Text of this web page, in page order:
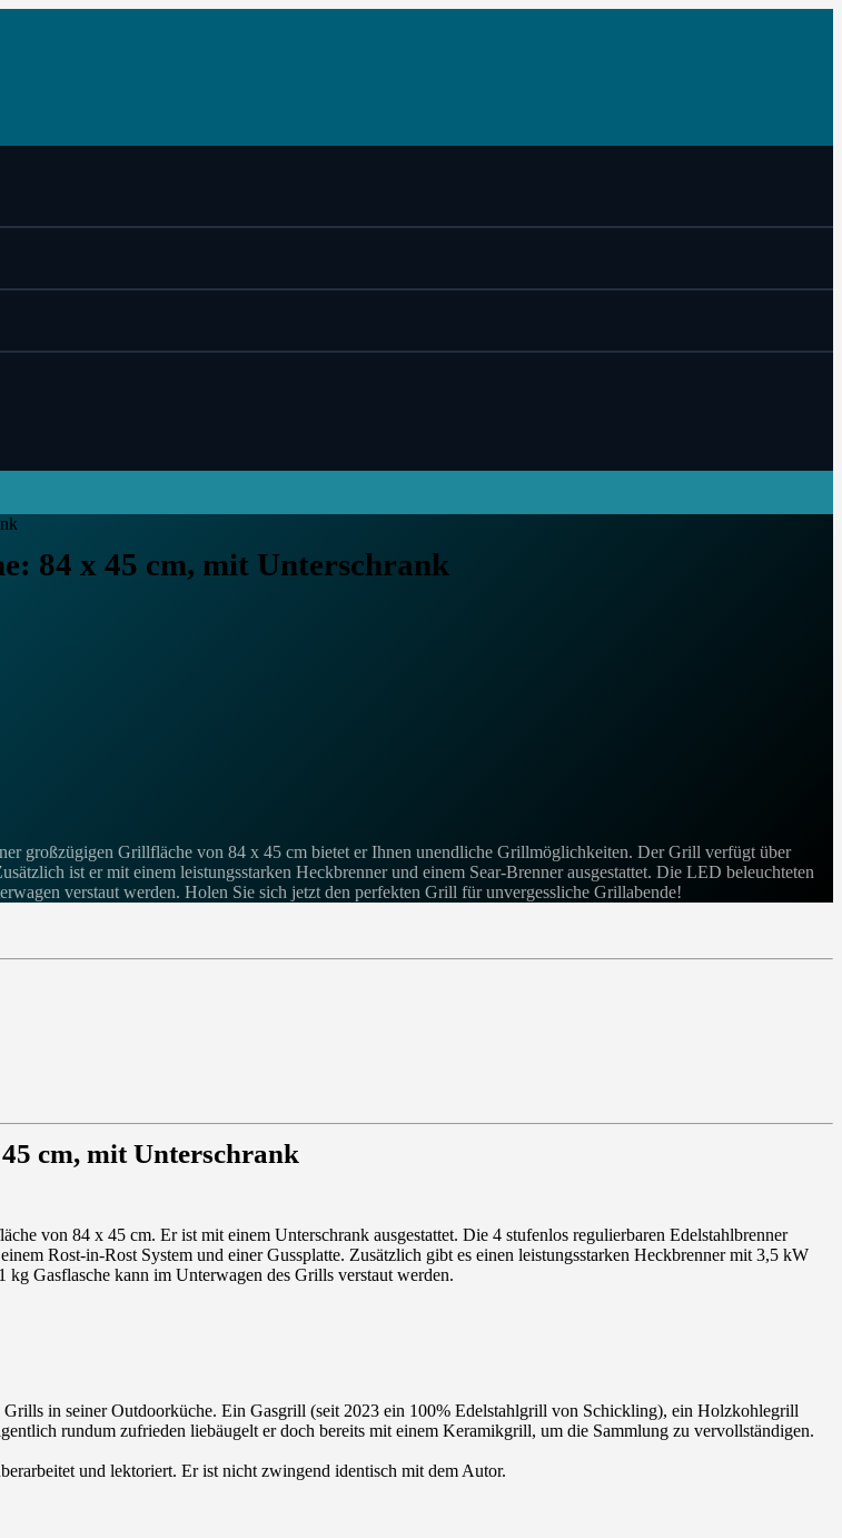
84 x 45 cm, mit Unterschrank
großzügigen Grillfläche von 84 x 45 cm bietet er Ihnen unendliche Grillmöglichkeiten. Der Grill verfügt über
ist er mit einem leistungsstarken Heckbrenner und einem Sear-Brenner ausgestattet. Die LED beleuchteten
verstaut werden. Holen Sie sich jetzt den perfekten Grill für unvergessliche Grillabende!
cm, mit Unterschrank
von 84 x 45 cm. Er ist mit einem Unterschrank ausgestattet. Die 4 stufenlos regulierbaren Edelstahlbrenner
Rost-in-Rost System und einer Gussplatte. Zusätzlich gibt es einen leistungsstarken Heckbrenner mit 3,5 kW
Gasflasche kann im Unterwagen des Grills verstaut werden.
in seiner Outdoorküche. Ein Gasgrill (seit 2023 ein 100% Edelstahlgrill von Schickling), ein Holzkohlegrill
rundum zufrieden liebäugelt er doch bereits mit einem Keramikgrill, um die Sammlung zu vervollständigen.
und lektoriert. Er ist nicht zwingend identisch mit dem Autor.